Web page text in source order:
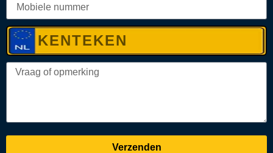
Verzenden